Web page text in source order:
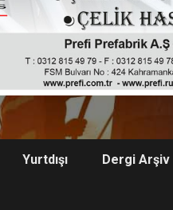
Yurtdışı Dergi Arşiv